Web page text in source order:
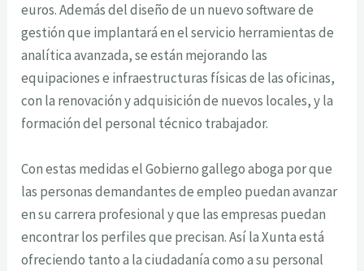
euros. Además del diseño de un nuevo software de
gestión que implantará en el servicio herramientas de
analítica avanzada, se están mejorando las
equipaciones e infraestructuras físicas de las oficinas,
con la renovación y adquisición de nuevos locales, y la
formación del personal técnico trabajador.
Con estas medidas el Gobierno gallego aboga por que
las personas demandantes de empleo puedan avanzar
en su carrera profesional y que las empresas puedan
encontrar los perfiles que precisan. Así la Xunta está
ofreciendo tanto a la ciudadanía como a su personal